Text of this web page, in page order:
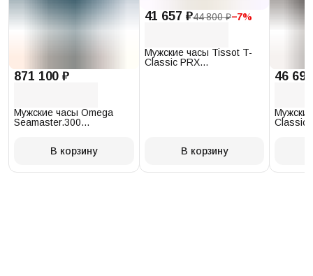
871 100 ₽
Мужские часы Omega
Seamaster.300
В корзину
41 657 ₽44 800 ₽−7%
Мужские часы Tissot T-
Classic PRX
В корзину
46
Classic